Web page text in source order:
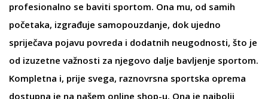
profesionalno se baviti sportom. Ona mu, od samih
početaka, izgrađuje samopouzdanje, dok ujedno
spriječava pojavu povreda i dodatnih neugodnosti, što je
od izuzetne važnosti za njegovo dalje bavljenje sportom.
Kompletna i, prije svega, raznovrsna sportska oprema
dostupna je na našem online shop-u. Ona je najbolji